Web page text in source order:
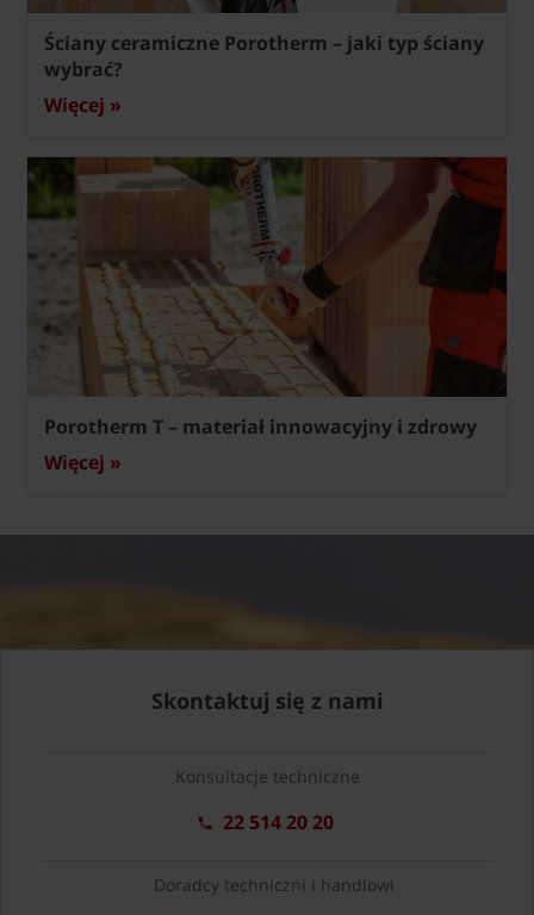
Ściany ceramiczne Porotherm – jaki typ ściany
wybrać?
Więcej »
Porotherm T – materiał innowacyjny i zdrowy
Więcej »
Skontaktuj się z nami
Konsultacje techniczne
22 514 20 20
Doradcy techniczni i handlowi